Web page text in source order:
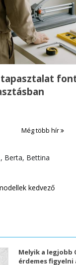
Még több hír
Berta, Bettina
Melyik a legjobb
érdemes figyelni